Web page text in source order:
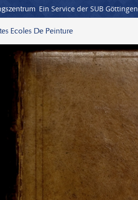
Ein Service der SUB Göttingen
Ecoles De Peinture